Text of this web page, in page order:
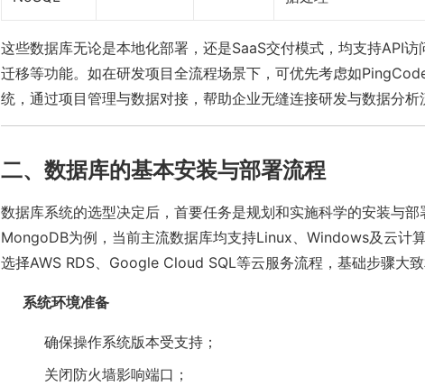
这些数据库无论是本地化部署，还是SaaS交付模式，均支持API
迁移等功能。如在研发项目全流程场景下，可优先考虑如
统，通过项目管理与数据对接，帮助企业无缝连接研发与数据分析
二、数据库的基本安装与部署流程
数据库系统的选型决定后，首要任务是规划和实施科学的安装与
MongoDB为例，当前主流数据库均支持Linux、Windows及云计
选择AWS RDS、Google Cloud SQL等云服务流程，基础步骤大致
系统环境准备
确保操作系统版本受支持；
关闭防火墙影响端口；